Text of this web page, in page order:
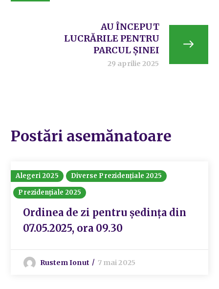
AU ÎNCEPUT
LUCRĂRILE PENTRU
PARCUL ȘINEI
29 aprilie 2025
Postări asemănatoare
Alegeri 2025
Diverse Prezidențiale 2025
Prezidențiale 2025
Ordinea de zi pentru ședința din
07.05.2025, ora 09.30
Rustem Ionut 7 mai 2025